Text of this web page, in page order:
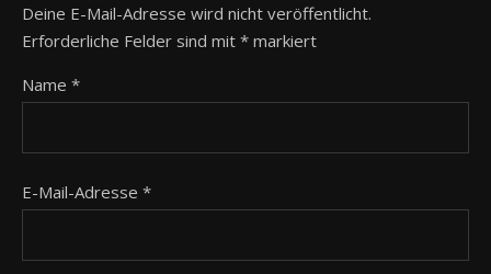
Deine E-Mail-Adresse wird nicht veröffentlicht.
Erforderliche Felder sind mit * markiert
Name *
E-Mail-Adresse *